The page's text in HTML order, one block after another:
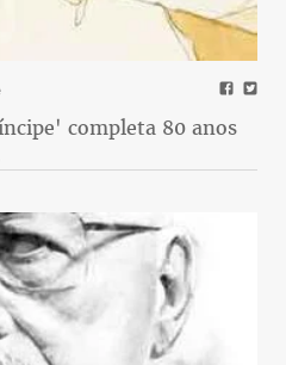
completa 80 anos